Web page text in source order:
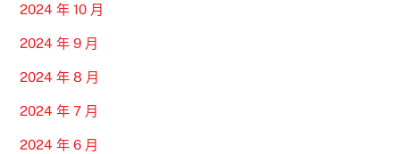
2024 年 10 月
2024 年 9 月
2024 年 8 月
2024 年 7 月
2024 年 6 月